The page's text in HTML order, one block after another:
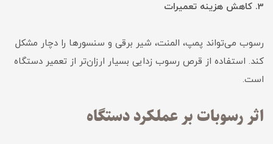
3. کاهش هزینه تعمیرات
رسوب می‌تواند پمپ، المنت، شیر برقی و سنسورها را دچار مشکل
کند. استفاده از قرص رسوب زدایی بسیار ارزان‌تر از تعمیر دستگاه
است.
اثر رسوبات بر عملکرد دستگاه